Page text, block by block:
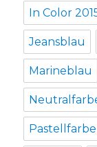
In Color
Jeansblau
Marineblau